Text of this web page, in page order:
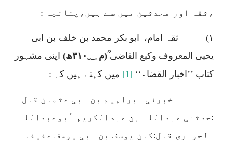
،ثقہ اور محدثین میں سے ہیں،چنانچہ :
۱) ثقہ امام،
ابو بکر محمد بن خلف بن ابی
یحیی المعروف وکیع القاضیؒ(م۳۱۰؁ھ) اپنی مشہور
کتاب ’’اخبار القضاۃ‘‘ [1] میں کہتے ہیں کہ :
اخبرنی ابراہیم بن ابی عثمان قال
:حدثنی عبداللہ بن عبدالکریم أبوعبداللہ
الحواری قال:کان یوسف بن ابی یوسف عفیفا